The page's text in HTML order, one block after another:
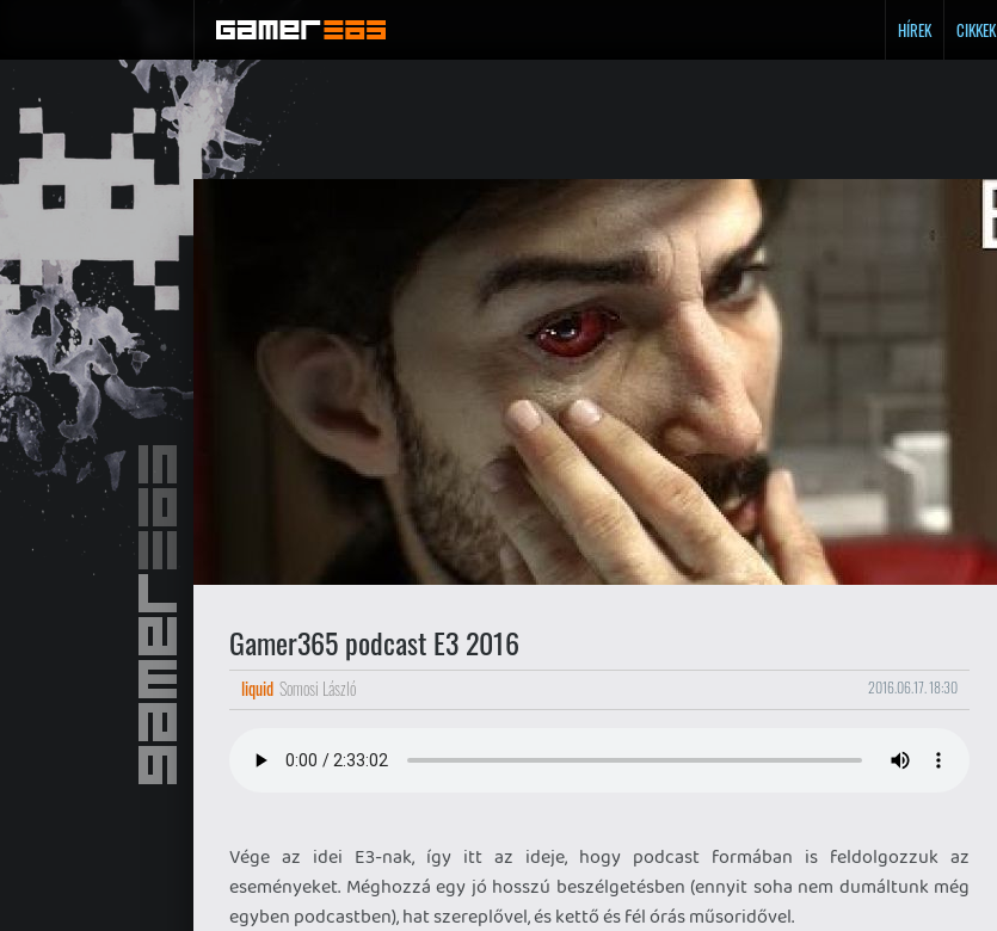
HÍREK CIKKEK
Gamer365 podcast E3 2016
liquid Somosi László 2016.06.17. 18:30
Vége az idei E3-nak, így itt az ideje, hogy podcast formában is feldolgozzuk az
eseményeket. Méghozzá egy jó hosszú beszélgetésben (ennyit soha nem dumáltunk még
egyben podcastben), hat szereplővel, és kettő és fél órás műsoridővel.